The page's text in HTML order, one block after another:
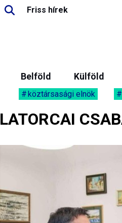
Friss hírek
Belföld Külföld
köztársasági elnök
LATORCAI